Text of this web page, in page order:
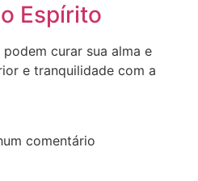
Espírito
curar sua alma e
e tranquilidade com a
comentário